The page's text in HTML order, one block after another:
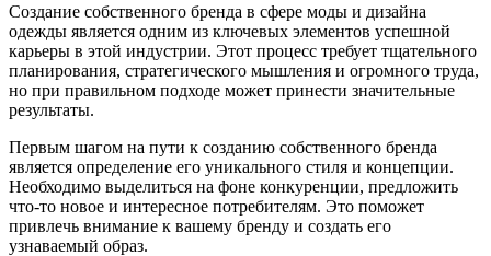
Создание собственного бренда в сфере моды и дизайна
одежды является одним из ключевых элементов успешной
карьеры в этой индустрии. Этот процесс требует тщательного
планирования, стратегического мышления и огромного труда,
но при правильном подходе может принести значительные
результаты.
Первым шагом на пути к созданию собственного бренда
является определение его уникального стиля и концепции.
Необходимо выделиться на фоне конкуренции, предложить
что-то новое и интересное потребителям. Это поможет
привлечь внимание к вашему бренду и создать его
узнаваемый образ.